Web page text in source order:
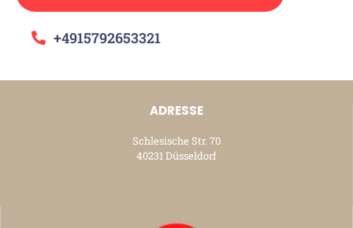
+4915792653321
ADRESSE
Schlesische Str. 70
40231 Düsseldorf